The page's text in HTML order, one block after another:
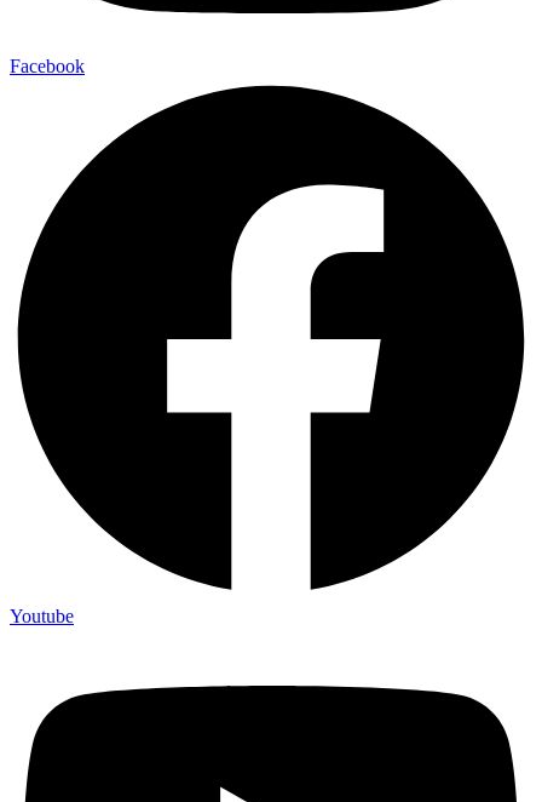
Facebook
Youtube